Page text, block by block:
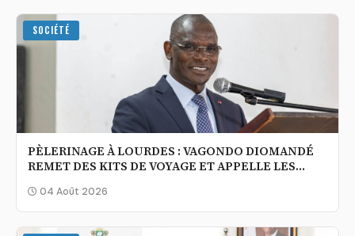
SOCIÉTÉ
PÈLERINAGE À LOURDES : VAGONDO DIOMANDÉ
REMET DES KITS DE VOYAGE ET APPELLE LES
04 Août 2026